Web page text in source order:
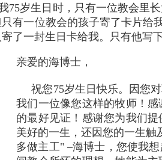
75岁生日时，只有一位教会里
有一位教会的孩子寄了卡片给
了一封生日卡给我。只有他写
亲爱的海博士，
祝您75岁生日快乐。因您对
我们一位像您这样的牧师！
的最好见证！感谢您为我们
美好的一生，还因您的一生
多做主工" –海博士，您使我